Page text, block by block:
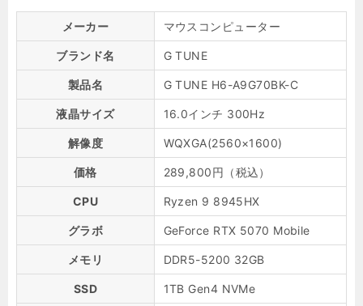
メーカー マウスコンピューター
ブランド名 G TUNE
製品名 G TUNE H6-A9G70BK-C
液晶サイズ 16.0インチ 300Hz
解像度 WQXGA(2560×1600)
価格 289,800円（税込）
CPU Ryzen 9 8945HX
グラボ GeForce RTX 5070 Mobile
メモリ DDR5-5200 32GB
SSD 1TB Gen4 NVMe